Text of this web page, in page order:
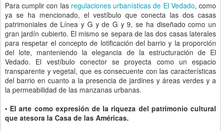
Para cumplir con las regulaciones urbanísticas de El Vedado, como
ya se ha mencionado, el vestíbulo que conecta las dos casas
patrimoniales de Línea y G y de G y 9, se ha diseñado como un
gran jardín cubierto. El mismo se separa de las dos casas laterales
para respetar el concepto de lotificación del barrio y la proporción
del lote, manteniendo la elegancia de la estructuración de El
Vedado. El vestíbulo conector se proyecta como un espacio
transparente y vegetal, que es consecuente con las características
del barrio en cuanto a la presencia de jardines y áreas verdes y a
la permeabilidad de las manzanas urbanas.
• El arte como expresión de la riqueza del patrimonio cultural
que atesora la Casa de las Américas.